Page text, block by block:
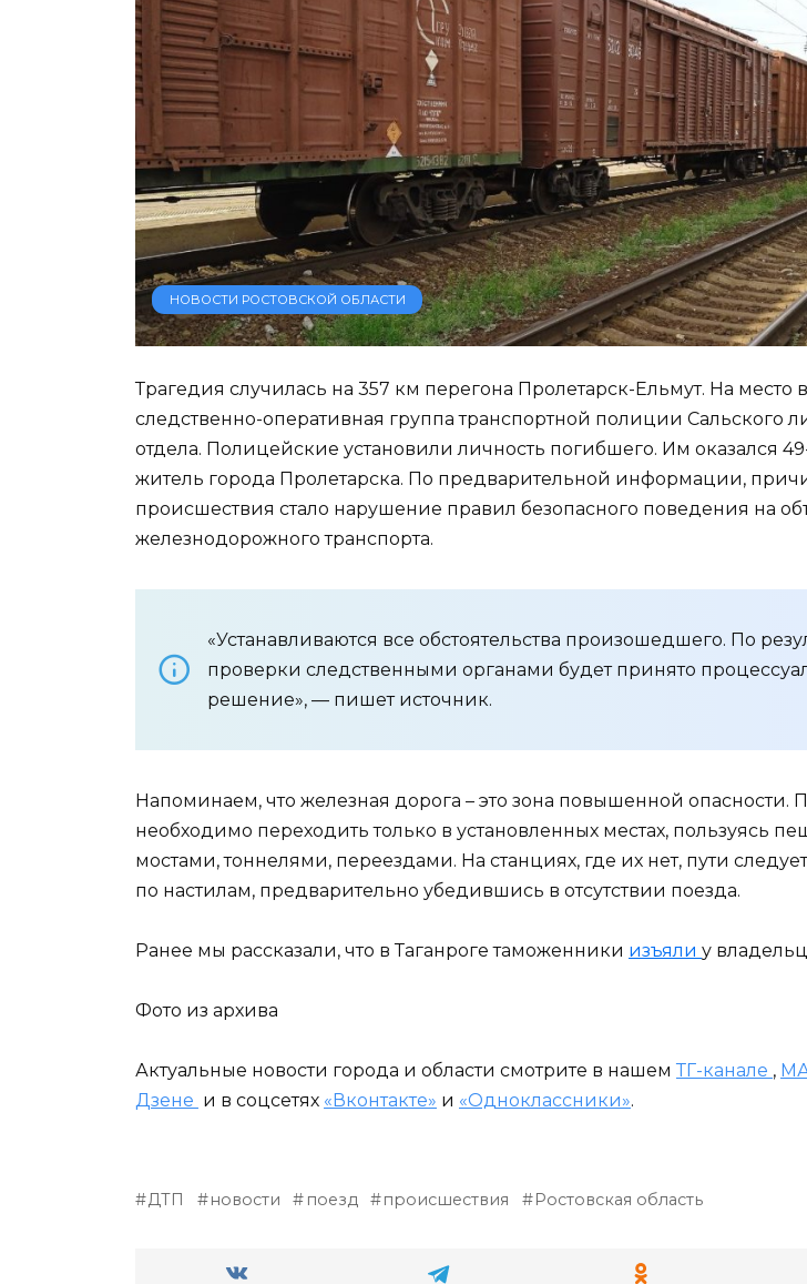
НОВОСТИ РОСТОВСКОЙ ОБЛАСТИ
Трагедия случилась на 357 км перегона Пролетарск-Ельмут. На место
следственно-оперативная группа транспортной полиции Сальского
отдела. Полицейские установили личность погибшего. Им оказался
житель города Пролетарска. По предварительной информации,
происшествия стало нарушение правил безопасного поведения на
железнодорожного транспорта.
«Устанавливаются все обстоятельства произошедшего. По
проверки следственными органами будет принято
решение», — пишет источник.
Напоминаем, что железная дорога – это зона повышенной опасности.
необходимо переходить только в установленных местах, пользуясь
мостами, тоннелями, переездами. На станциях, где их нет, пути
по настилам, предварительно убедившись в отсутствии поезда.
Ранее мы рассказали, что в Таганроге таможенники изъяли у
Фото из архива
Актуальные новости города и области смотрите в нашем ТГ-канале ,
Дзене и в соцсетях «Вконтакте» и «Одноклассники».
ДТП новости поезд происшествия Ростовская область